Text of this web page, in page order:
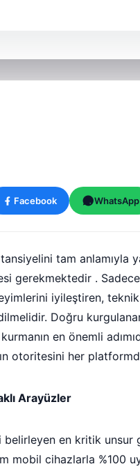
Facebook WhatsApp
tam anlamıyla
gerekmektedir .
iyileştiren, teknik
Doğru
en önemli
otoritesini her
Arayüzler
en kritik unsur
mobil cihazlarla %100